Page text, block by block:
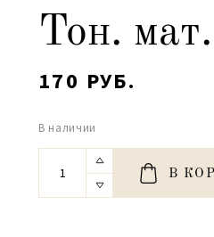
Тон.
170 РУБ.
В наличии
В